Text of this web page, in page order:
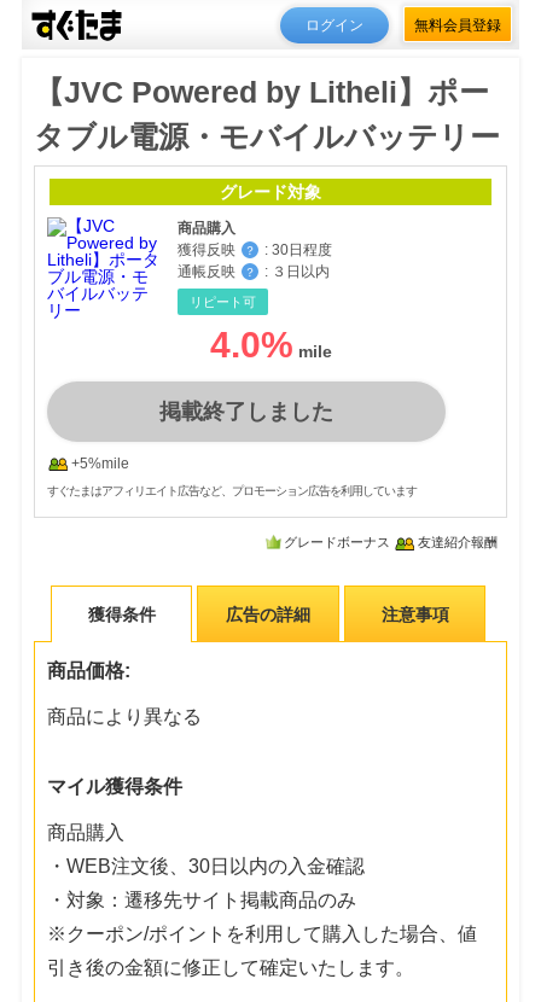
ログイン 無料会員登録
【JVC Powered by Litheli】ポー
タブル電源・モバイルバッテリー
グレード対象
商品購入
獲得反映
？ : 30日程度
通帳反映
？ : ３日以内
リピート可
4.0%
掲載終了しました
+5%mile
すぐたまはアフィリエイト広告など、プロモーション広告を利用しています
グレードボーナス 友達紹介報酬
獲得条件 広告の詳細 注意事項
商品価格:
商品により異なる
マイル獲得条件
商品購入
・WEB注文後、30日以内の入金確認
・対象：遷移先サイト掲載商品のみ
※クーポン/ポイントを利用して購入した場合、値
引き後の金額に修正して確定いたします。